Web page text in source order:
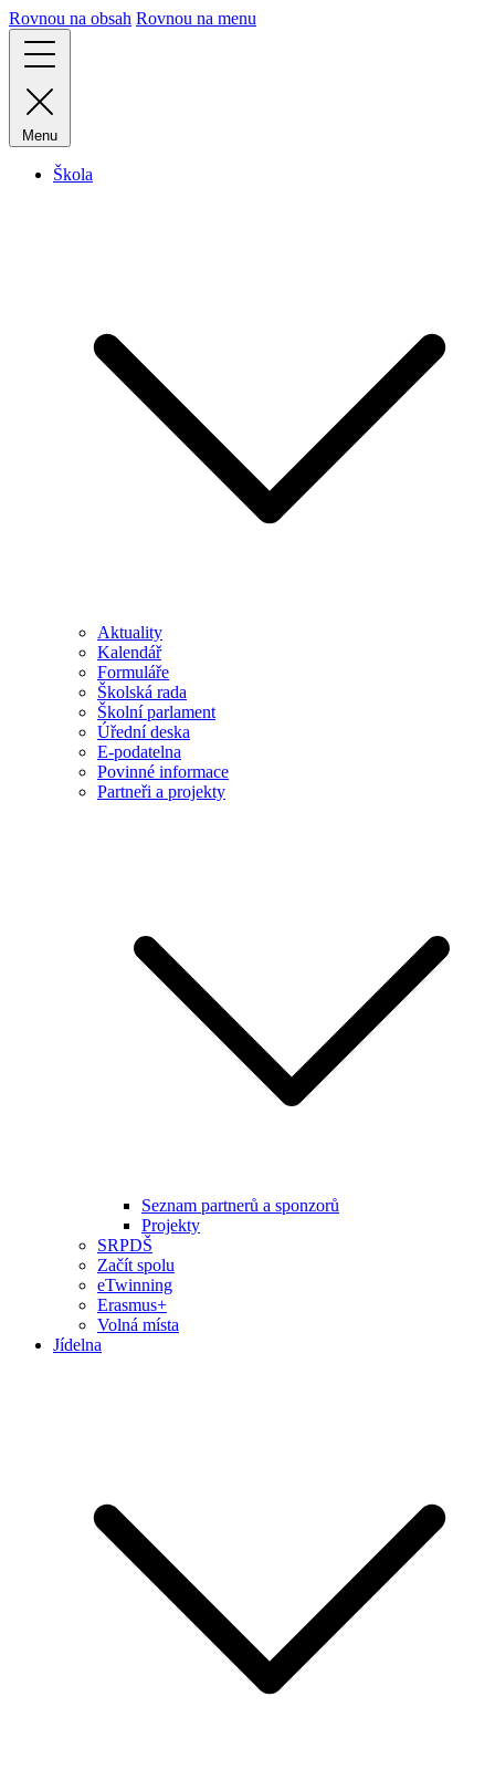
Rovnou na obsah Rovnou na menu
Menu
Škola
Aktuality
Kalendář
Formuláře
Školská rada
Školní parlament
Úřední deska
E-podatelna
Povinné informace
Partneři a projekty
Seznam partnerů a sponzorů
Projekty
SRPDŠ
Začít spolu
eTwinning
Erasmus+
Volná místa
Jídelna